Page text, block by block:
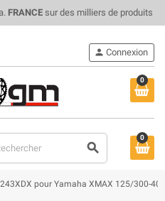
FRANCEsur des milliers de produits
0
search
person Connexion
0
pour Yamaha XMAX 125/300-